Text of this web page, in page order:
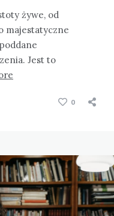
żywe, od
majestatyczne
Jest to
0